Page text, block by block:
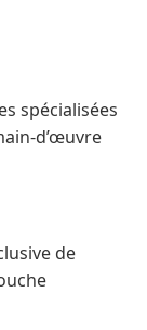
spécialisées
d’œuvre
de